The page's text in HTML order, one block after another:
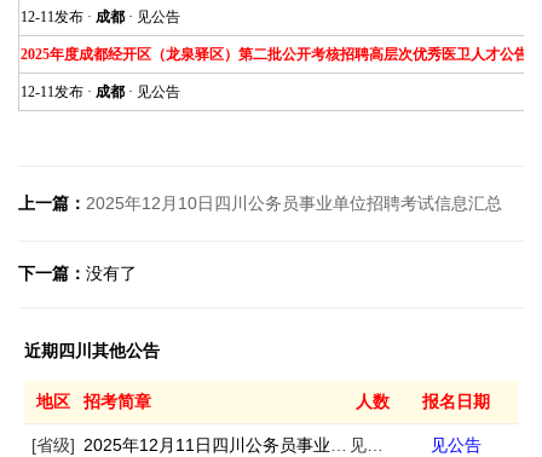
12-11发布 · 成都 · 见公告
2025年度成都经开区（龙泉驿区）第二批公开考核招聘高层次优秀医卫人才公告
12-11发布 · 成都 · 见公告
上一篇： 2025年12月10日四川公务员事业单位招聘考试信息汇总
下一篇： 没有了
近期四川其他公告
地区 招考简章 人数 报名日期
[省级] 见公告